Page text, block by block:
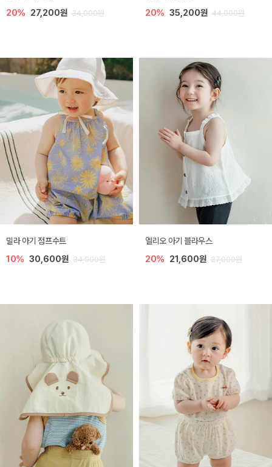
20% 27,200원 34,000원 20% 35,200원 44,000원
밀라 아기 점프수트
10% 30,600원 34,000원
엘리오 아기 블라우스
20% 21,600원 27,000원